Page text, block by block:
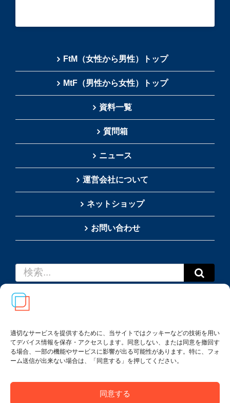
適切なサービスを提供するために、当サイトではクッキーなどの技術を用い
てデバイス情報を保存・アクセスします。同意しない、または同意を撤回す
る場合、一部の機能やサービスに影響が出る可能性があります。特に、フォ
ーム送信が出来ない場合は、「同意する」を押してください。
同意する
FtM（女性から男性）トップ
MtF（男性から女性）トップ
資料一覧
質問箱
ニュース
運営会社について
ネットショップ
お問い合わせ
索
…
Copyright(c) 2002-2026Thai SRS Guide Center. All
rights reserved.
ポリシー